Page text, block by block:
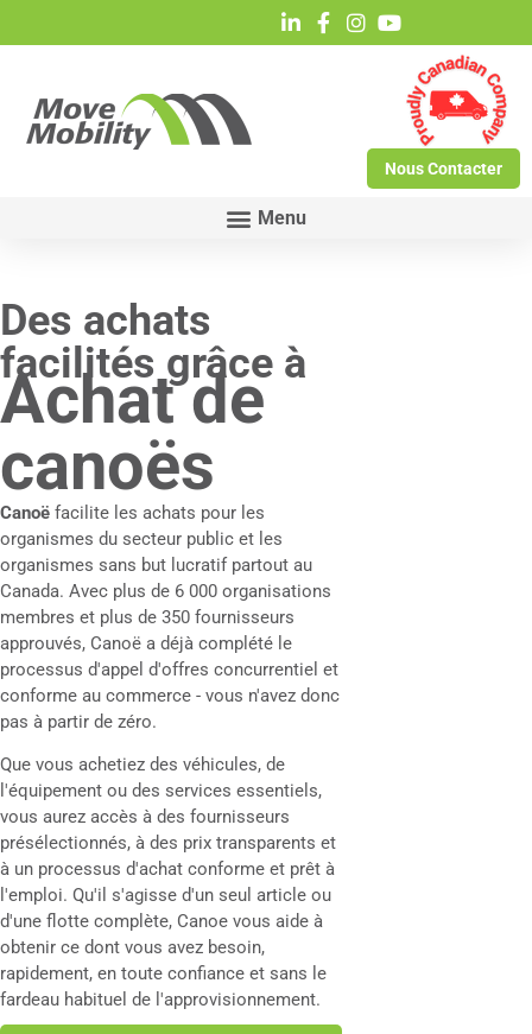
Nous Contacter
Des achats
facilités grâce à
Achat de
canoës
Canoë facilite les achats pour les
organismes du secteur public et les
organismes sans but lucratif partout au
Canada. Avec plus de 6 000 organisations
membres et plus de 350 fournisseurs
approuvés, Canoë a déjà complété le
processus d'appel d'offres concurrentiel et
conforme au commerce - vous n'avez donc
pas à partir de zéro.
Que vous achetiez des véhicules, de
l'équipement ou des services essentiels,
vous aurez accès à des fournisseurs
présélectionnés, à des prix transparents et
à un processus d'achat conforme et prêt à
l'emploi. Qu'il s'agisse d'un seul article ou
d'une flotte complète, Canoe vous aide à
obtenir ce dont vous avez besoin,
rapidement, en toute confiance et sans le
fardeau habituel de l'approvisionnement.